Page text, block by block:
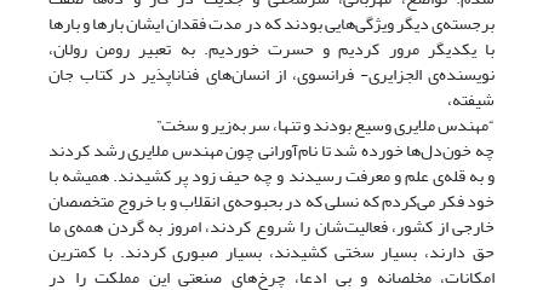
برجسته‌ی دیگر ویژگی‌هایی بودند که در مدت فقدان ایشان بارها و بارها
با یکدیگر مرور کردیم و حسرت خوردیم. به تعبیر رومن رولان،
نویسنده‌ی الجزایری- فرانسوی، از انسان‌های فناناپذیر در کتاب جان
شیفته،
“مهندس ملایری وسیع بودند و تنها، سر به‌زیر و سخت”
چه خون‌دل‌ها خورده شد تا نام‌آورانی چون مهندس ملایری رشد کردند
و به قله‌ی علم و معرفت رسیدند و چه حیف زود پر کشیدند. همیشه با
خود فکر می‌کردم که نسلی که در بحبوحه‌ی انقلاب و با خروج متخصصان
خارجی از کشور، فعالیت‌شان را شروع کردند، امروز به گردن همه‌ی ما
حق دارند، بسیار سختی کشیدند، بسیار صبوری کردند. با کمترین
امکانات، مخلصانه و بی ادعا، چرخ‌های صنعتی این مملکت را در